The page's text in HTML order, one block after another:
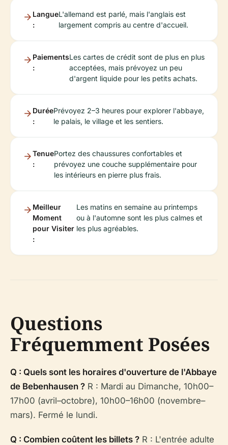
Langue
:
L'allemand est parlé, mais l'anglais est
largement compris au centre d'accueil.
Paiements
:
Les cartes de crédit sont de plus en plus
acceptées, mais prévoyez un peu
d'argent liquide pour les petits achats.
Durée
:
Prévoyez 2–3 heures pour explorer l'abbaye,
le palais, le village et les sentiers.
Tenue
:
Portez des chaussures confortables et
prévoyez une couche supplémentaire pour
les intérieurs en pierre plus frais.
Meilleur
Moment
pour Visiter
:
Les matins en semaine au printemps
ou à l'automne sont les plus calmes et
les plus agréables.
Questions
Fréquemment Posées
Q : Quels sont les horaires d'ouverture de l'Abbaye
de Bebenhausen ? R : Mardi au Dimanche, 10h00–
17h00 (avril–octobre), 10h00–16h00 (novembre–
mars). Fermé le lundi.
Q : Combien coûtent les billets ? R : L'entrée adulte